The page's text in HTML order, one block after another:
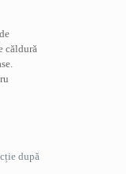
căldură
după